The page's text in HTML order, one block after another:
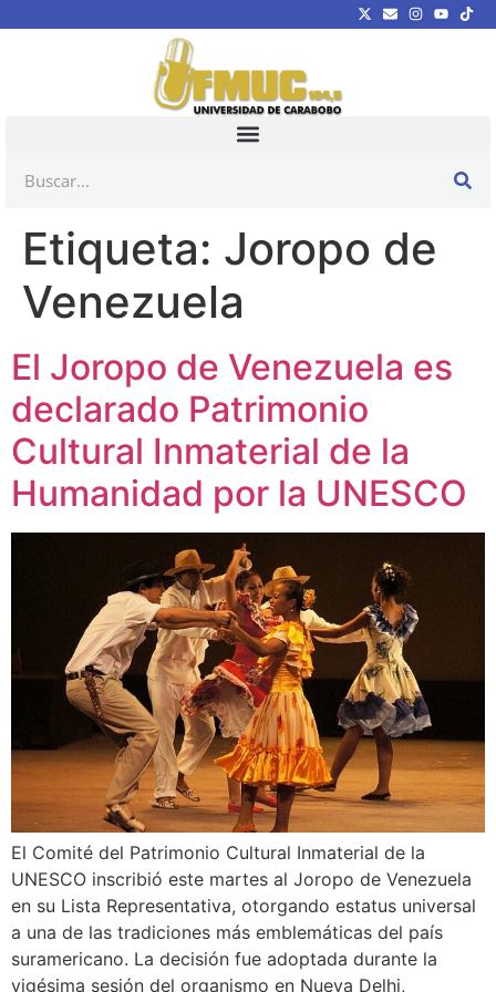
Etiqueta: Joropo de
Venezuela
El Joropo de Venezuela es
declarado Patrimonio
Cultural Inmaterial de la
Humanidad por la UNESCO
El Comité del Patrimonio Cultural Inmaterial de la
UNESCO inscribió este martes al Joropo de Venezuela
en su Lista Representativa, otorgando estatus universal
a una de las tradiciones más emblemáticas del país
suramericano. La decisión fue adoptada durante la
vigésima sesión del organismo en Nueva Delhi,